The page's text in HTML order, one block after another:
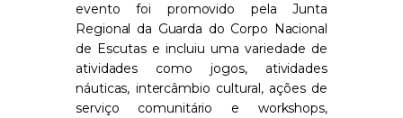
evento foi promovido pela Junta
Regional da Guarda do Corpo Nacional
de Escutas e incluiu uma variedade de
atividades como jogos, atividades
náuticas, intercâmbio cultural, ações de
serviço comunitário e workshops,